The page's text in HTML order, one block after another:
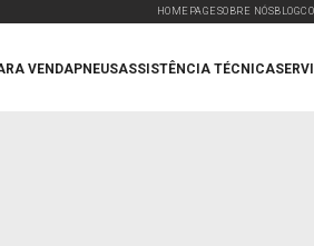
HOMEPAGE SOBRE NÓSBLOG
VENDAPNEUSASSISTÊNCIA TÉCNICA